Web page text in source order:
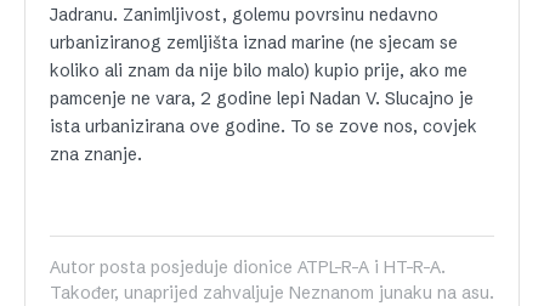
Jadranu. Zanimljivost, golemu povrsinu nedavno
urbaniziranog zemljišta iznad marine (ne sjecam se
koliko ali znam da nije bilo malo) kupio prije, ako me
pamcenje ne vara, 2 godine lepi Nadan V. Slucajno je
ista urbanizirana ove godine. To se zove nos, covjek
zna znanje.
Autor posta posjeduje dionice ATPL-R-A i HT-R-A.
Također, unaprijed zahvaljuje Neznanom junaku na asu.